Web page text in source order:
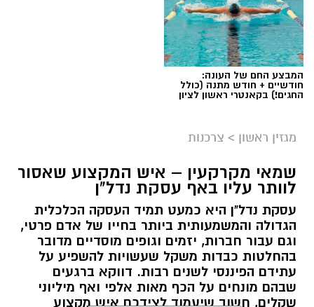
המבצע החם של העונה:
חודשיים + חודש מתנה (כולל
החגים!) בקאנטרי ראשון לציון
מגזין ראשון > צרכנות
שמאי מקרקעין – איש המקצוע שאסור
לוותר עליו באף עסקת נדל"ן
עסקת נדל"ן היא כמעט תמיד העסקה הכלכלית
הגדולה והמשמעותית ביותר בחייו של אדם פרטי,
וגם עבור חברות, יזמים וגופים מוסדיים מדובר
בהחלטות כבדות משקל שעשויות להשפיע על
עתידם הפיננסי לשנים רבות. דווקא ברגעים
שבהם מונחים על הכף מאות אלפי ואף מיליוני
שקלים, חשוב שיעמוד לצידכם איש מקצוע